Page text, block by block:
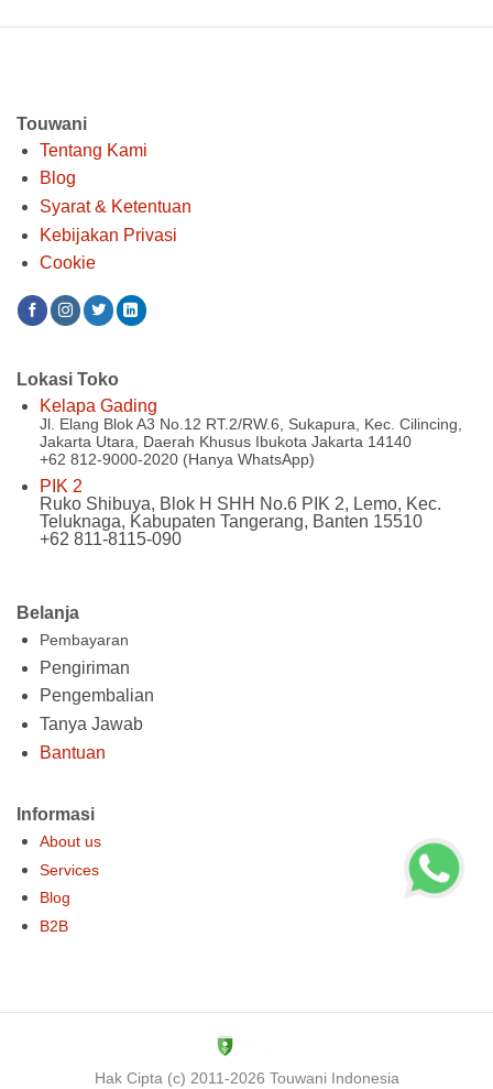
Rp 2.725.000
Rp 150.000.
Touwani
Tentang Kami
Blog
Syarat & Ketentuan
Kebijakan Privasi
Cookie
Belanja
Pembayaran
Pengiriman
Pengembalian
Tanya Jawab
Bantuan
Informasi
About us
Services
Blog
B2B
Lokasi Toko
Kelapa Gading
Jl. Elang Blok A3 No.12 RT.2/RW.6, Sukapura, Kec. Cilincing,
Jakarta Utara, Daerah Khusus Ibukota Jakarta 14140
+62 812-9000-2020 (Hanya WhatsApp)
PIK 2
Ruko Shibuya, Blok H SHH No.6 PIK 2, Lemo, Kec.
Teluknaga, Kabupaten Tangerang, Banten 15510
+62 811-8115-090
Hak Cipta (c) 2011-2026 Touwani Indonesia